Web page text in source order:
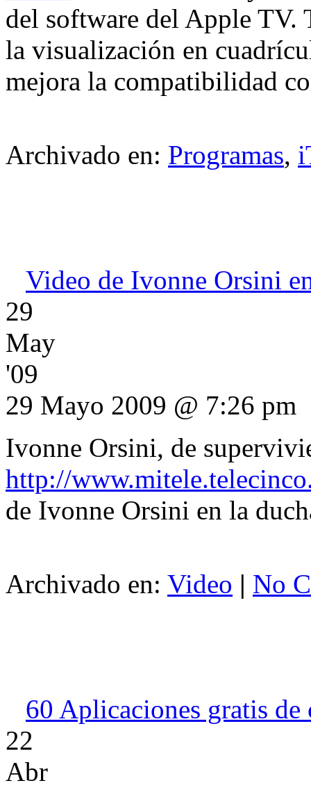
del software del Apple TV.
la visualización en
mejora la compatibilidad
Archivado en: Programas,
Video de Ivonne Orsini
29
May
'09
29 Mayo 2009 @ 7:26 pm
Ivonne Orsini, de
http://
de Ivonne Orsini en la
Archivado en: Video | No
60 Aplicaciones gratis
22
Abr